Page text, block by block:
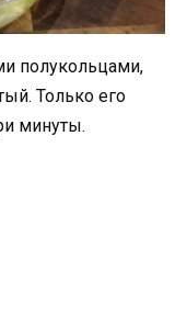
полукольцами,
Только его
минуты.